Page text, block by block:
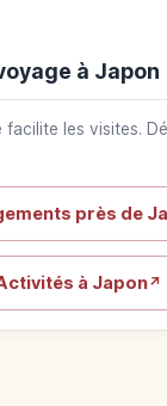
à Japon
facilite les visites.
près de
à Japon↗